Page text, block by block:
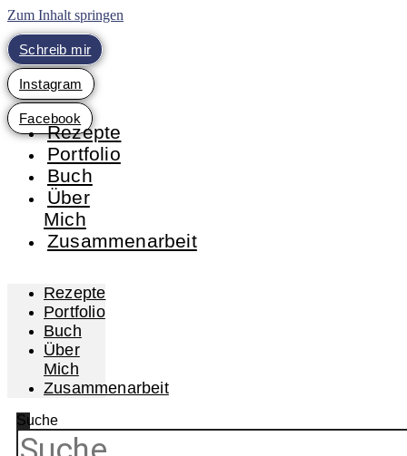
Zum Inhalt springen
Schreib mir
Instagram
Facebook
Rezepte
Portfolio
Buch
Über
Mich
Zusammenarbeit
Rezepte
Portfolio
Buch
Über
Mich
Zusammenarbeit
Suche